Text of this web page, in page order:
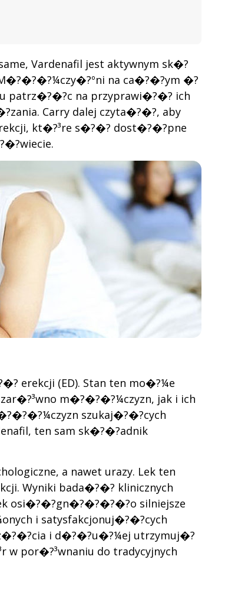
Vardenafil jest aktywnym sk�?
na ca�?�?ym �?
patrz�?�?c na przyprawi�?�? ich
Carry dalej czyta�?�?, aby
kt�?³re s�?�? dost�?�?pne
erekcji (ED). Stan ten mo�?¼e
m�?�?�?¼czyzn, jak i ich
szukaj�?�?cych
ten sam sk�?�?adnik
a nawet urazy. Lek ten
Wyniki bada�?�? klinicznych
osi�?�?gn�?�?�?�?o silniejsze
i satysfakcjonuj�?�?cych
i d�?�?u�?¼ej utrzymuj�?
por�?³wnaniu do tradycyjnych